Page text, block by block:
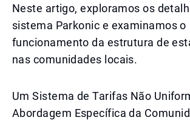
Neste artigo, exploramos os
sistema Parkonic e examinamos o
funcionamento da estrutura de
nas comunidades locais.
Um Sistema de Tarifas Não
Abordagem Específica da